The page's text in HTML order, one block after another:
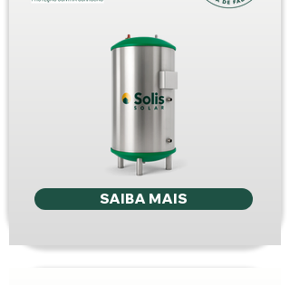
SAIBA MAIS